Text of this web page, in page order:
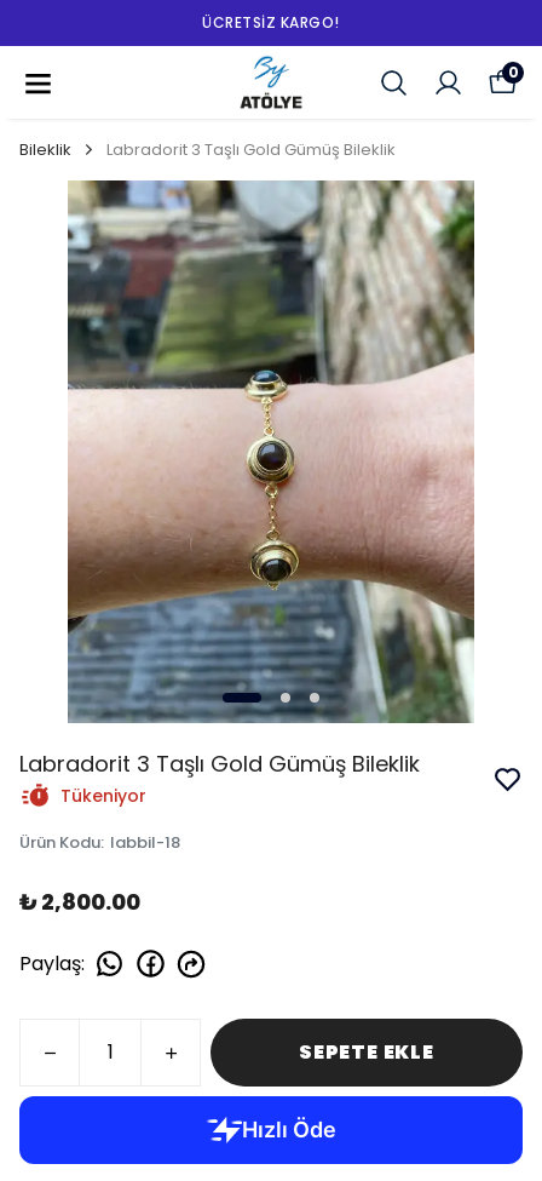
ÜCRETSIZ KARGO!
0
Bileklik Labradorit 3 Taşlı Gold Gümüş Bileklik
Labradorit 3 Taşlı Gold Gümüş Bileklik
Tükeniyor
Ürün Kodu: labbil-18
₺ 2,800.00
Paylaş:
SEPETE EKLE